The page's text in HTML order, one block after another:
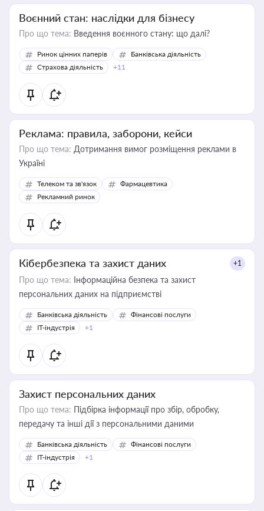
Воєнний стан: наслідки для бізнесу
Про що тема: Введення воєнного стану: що далі?
Ринок цінних паперів
Банківська діяльність
Страхова діяльність
+11
Реклама: правила, заборони, кейси
Про що тема: Дотримання вимог розміщення реклами в
Україні
Телеком та зв'язок
Фармацевтика
Рекламний ринок
Кібербезпека та захист даних +1
Про що тема: Інформаційна безпека та захист
персональних даних на підприємстві
Банківська діяльність
Фінансові послуги
IT-індустрія
+1
Захист персональних даних
Про що тема: Підбірка інформації про збір, обробку,
передачу та інші дії з персональними даними
Банківська діяльність
Фінансові послуги
IT-індустрія
+1